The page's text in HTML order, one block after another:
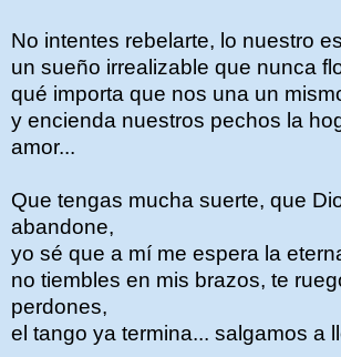
No intentes rebelarte, lo nuestro
un sueño irrealizable que nunca
qué importa que nos una un
y encienda nuestros pechos la
amor...
Que tengas mucha suerte, que
abandone,
yo sé que a mí me espera la
no tiembles en mis brazos, te
perdones,
el tango ya termina... salgamos a